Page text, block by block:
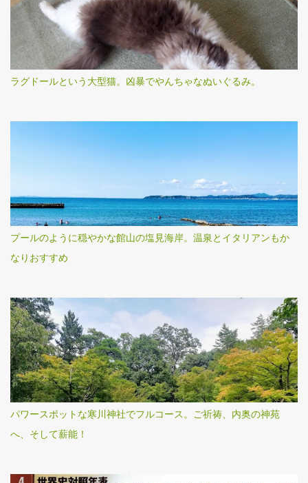
ラグドールという大型猫。凶暴でやんちゃなぬいぐるみ。
プールのように穏やかな館山の塩見海岸。温泉とイタリアンもか
なりおすすめ
パワースポットな寒川神社でフルコース。ご祈祷、内奥の神苑
へ、そして薪能！